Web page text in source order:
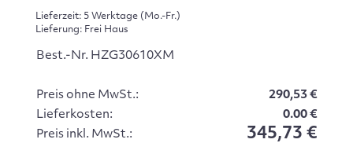
Lieferzeit: 5 Werktage (Mo.-Fr.)
Lieferung: Frei Haus
Best.-Nr. HZG30610XM
Preis ohne MwSt.:
290,53 €
Lieferkosten:
0.00 €
Preis inkl. MwSt.:
345,73 €